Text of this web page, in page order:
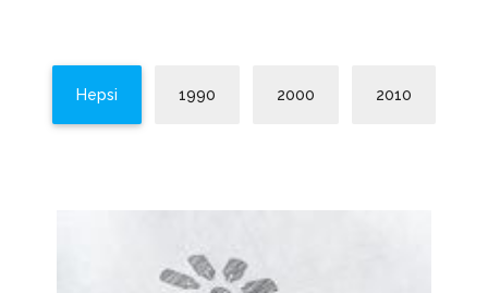
Hepsi 1990 2000 2010